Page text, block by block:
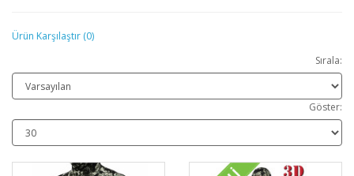
Ürün Karşılaştır (0)
Sırala:
Göster: